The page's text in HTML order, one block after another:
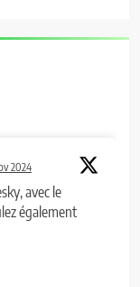
2024
avec le
également